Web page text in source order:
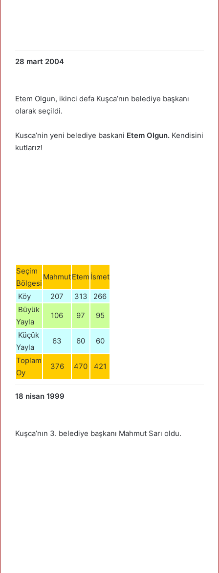
28 mart 2004
Etem Olgun, ikinci defa Kuşca’nın belediye başkanı
olarak seçildi.
Kusca’nin yeni belediye baskani Etem Olgun. Kendisini
kutlarız!
Seçim
Bölgesi
MahmutEtem İsmet
Köy 207 313
266
Büyük
Yayla
106 97 95
Küçük
Yayla
63 60 60
Toplam
Oy
376 470 421
18 nisan 1999
Kuşca’nın 3. belediye başkanı Mahmut Sarı oldu.